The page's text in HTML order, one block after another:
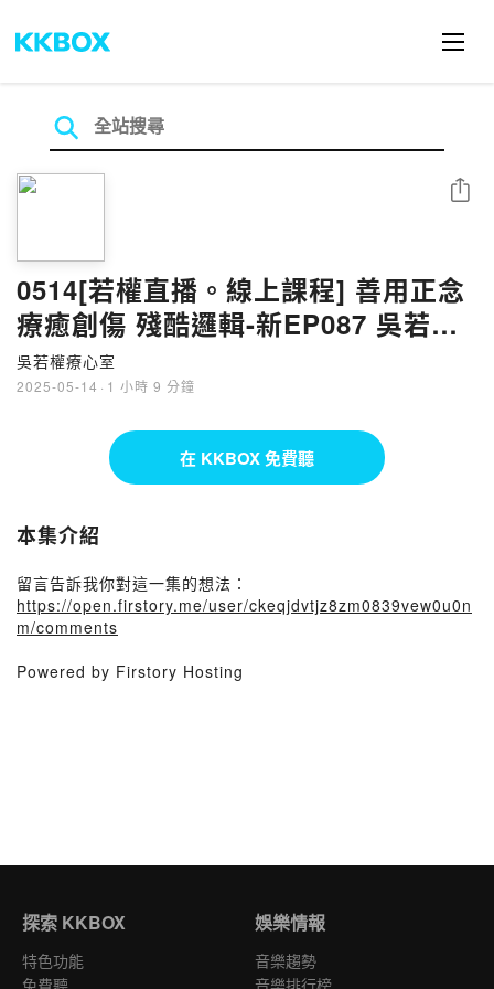
0514[若權直播。線上課程] 善用正念
療癒創傷 殘酷邏輯-新EP087 吳若權
幸福書房
吳若權療心室
2025-05-14 · 1 小時 9 分鐘
分享
在 KKBOX 免費聽
本集介紹
留言告訴我你對這一集的想法：
https://open.firstory.me/user/ckeqjdvtjz8zm0839vew0u0n
m/comments
Powered by Firstory Hosting
探索 KKBOX
特色功能
免費聽
娛樂情報
音樂趨勢
音樂排行榜